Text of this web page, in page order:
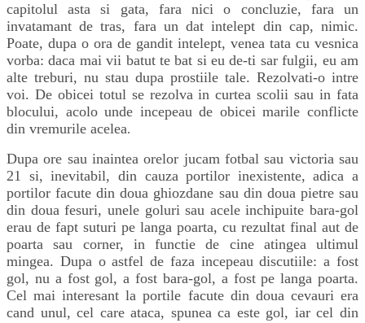
capitolul asta si gata, fara nici o concluzie, fara un
invatamant de tras, fara un dat intelept din cap, nimic.
Poate, dupa o ora de gandit intelept, venea tata cu vesnica
vorba: daca mai vii batut te bat si eu de-ti sar fulgii, eu am
alte treburi, nu stau dupa prostiile tale. Rezolvati-o intre
voi. De obicei totul se rezolva in curtea scolii sau in fata
blocului, acolo unde incepeau de obicei marile conflicte
din vremurile acelea.
Dupa ore sau inaintea orelor jucam fotbal sau victoria sau
21 si, inevitabil, din cauza portilor inexistente, adica a
portilor facute din doua ghiozdane sau din doua pietre sau
din doua fesuri, unele goluri sau acele inchipuite bara-gol
erau de fapt suturi pe langa poarta, cu rezultat final aut de
poarta sau corner, in functie de cine atingea ultimul
mingea. Dupa o astfel de faza incepeau discutiile: a fost
gol, nu a fost gol, a fost bara-gol, a fost pe langa poarta.
Cel mai interesant la portile facute din doua cevauri era
cand unul, cel care ataca, spunea ca este gol, iar cel din